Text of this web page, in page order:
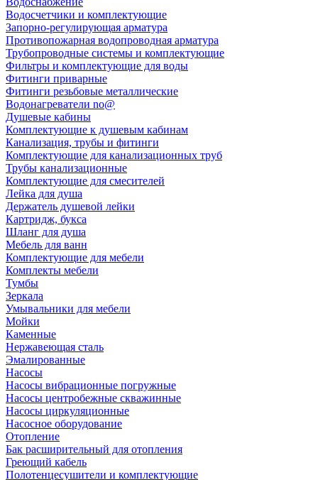
Водосчетчики и комплектующие
Запорно-регулирующая арматура
Противопожарная водопроводная арматура
Трубопроводные системы и комплектующие
Фильтры и комплектующие для воды
Фитинги приварные
Фитинги резьбовые металлические
Водонагреватели no@
Душевые кабины
Комплектующие к душевым кабинам
Канализация, трубы и фитинги
Комплектующие для канализационных труб
Трубы канализационные
Комплектующие для смесителей
Лейка для душа
Держатель душевой лейки
Картридж, букса
Шланг для душа
Мебель для ванн
Комплектующие для мебели
Комплекты мебели
Тумбы
Зеркала
Умывальники для мебели
Мойки
Каменные
Нержавеющая сталь
Эмалированные
Насосы
Насосы вибрационные погружные
Насосы центробежные скважинные
Насосы циркуляционные
Насосное оборудование
Отопление
Бак расширительный для отопления
Греющий кабель
Полотенцесушители и комплектующие